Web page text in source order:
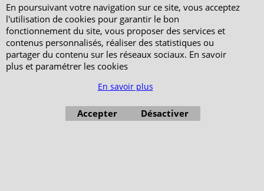
En poursuivant votre navigation sur ce site, vous acceptez
l'utilisation de cookies pour garantir le bon
fonctionnement du site, vous proposer des services et
contenus personnalisés, réaliser des statistiques ou
partager du contenu sur les réseaux sociaux. En savoir
plus et paramétrer les cookies
En savoir plus
Accepter Désactiver